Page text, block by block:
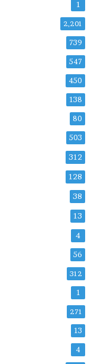
1
2,201
739
547
450
138
80
503
312
128
38
13
4
56
312
1
271
13
4